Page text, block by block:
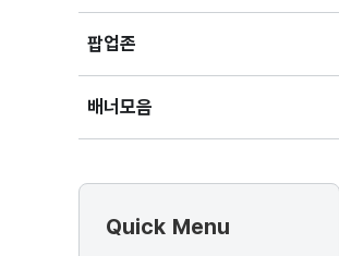
펼치기
팝업존
배너모음
Quick Menu